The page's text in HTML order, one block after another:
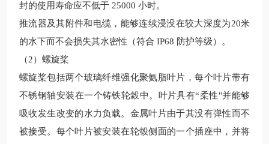
封的使用寿命应不低于 25000 小时。
推流器及其附件和电缆，能够连续浸没在较大深度为20米
的水下而不会损失其水密性（符合 IP68 防护等级）。
（2）螺旋桨
螺旋桨包括两个玻璃纤维强化聚氨脂叶片，每个叶片带有
不锈钢轴安装在一个铸铁轮榖中。叶片具有“柔性"并能够
吸收发生改变的水力负载。金属叶片由于其没有弹性而不
被接受。每个叶片被安装在轮毂侧面的一个插座中，并将